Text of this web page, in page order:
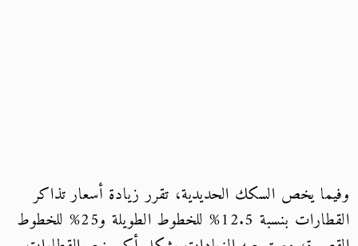
وفيما يخص السكك الحديدية، تقرر زيادة أسعار تذاكر
القطارات بنسبة 12.5% للخطوط الطويلة و25% للخطوط